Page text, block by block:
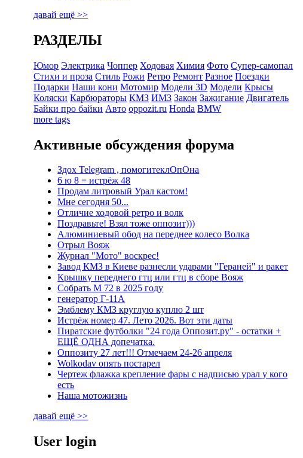
давай ещё >>
РАЗДЕЛЫ
Юмор Электрика Чоппер Ходовая Химия Фото Супер-самопал
Стихи и проза Стиль Рожи Ретро Ремонт Разное Поездки
Подарки Наши кони Мотомир Модели 3D Модели Крысы
Коляски Карбюраторы КМЗ ИМЗ Закон Зажигание Двигатель
Байки про байки Авто oppozit.ru Honda BMW
more tags
Активные обсуждения форума
Здох Telegram , помогитеклОпОна
6 ю 8 = истрёж 48
Продам литровый Урал кастом!
Мне сегодня 50...
Отличие ходовой ретро и волк
Поздравьте! Взял тоже оппозит)))
Алюминиевый обод на переднее колесо Волка
Отрыл Вояж
Журнал "Мото" воскрес!
Завод КМЗ в Киеве разнесли ударами "Гераней" и ракет
Крышку переднего гтц или гтц в сборе Вояж
Собрать М 72 в 2025 году
генератор Г-11А
Эмблему КМЗ круглую куплю 2 шт
Истрёж номер 47. Лето 2026. Вот эти даты
Пиратские футболки "24 года Оппозит.ру" - остатки +
ЕЩЁ ОДНА допечатка.
Оппозиту 27 лет!!! Отмечаем 24-26 апреля
Wolkodav опять постарел
Чертеж флажка крепление фары с надписью урал у кого
есть
Наша мотожизнь
давай ещё >>
User login